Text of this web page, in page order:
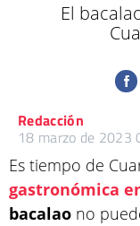
El
Redacción
18 marzo de 2023
Es tiempo de
gastronómica
bacalao no